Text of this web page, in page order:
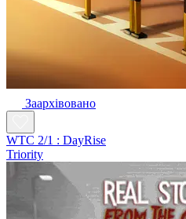
Заархівовано
WTC 2/1 : DayRise
Triority